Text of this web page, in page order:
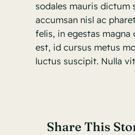
sodales mauris dictum
accumsan nisl ac
felis, in egestas
est, id cursus metus
luctus suscipit. Nulla
Share This